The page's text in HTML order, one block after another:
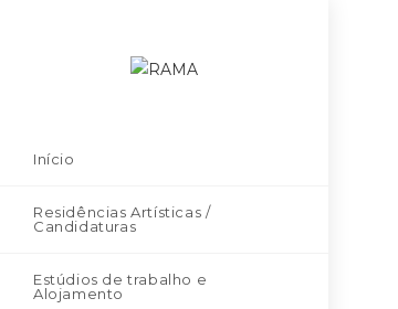
Início
Residências Artísticas /
Candidaturas
Estúdios de trabalho e
Alojamento